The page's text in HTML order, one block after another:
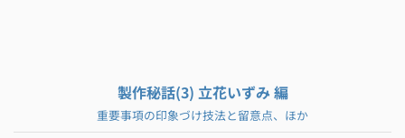
製作秘話(3) 立花いずみ 編
重要事項の印象づけ技法と留意点、ほか